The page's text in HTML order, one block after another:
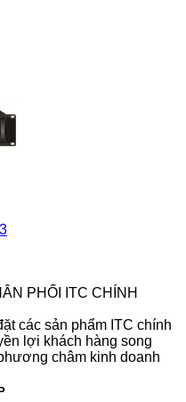
PHỐI ITC CHÍNH
các sản phẩm ITC chính
lợi khách hàng song
châm kinh doanh